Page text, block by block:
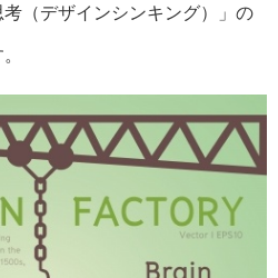
（デザインシンキング）」の